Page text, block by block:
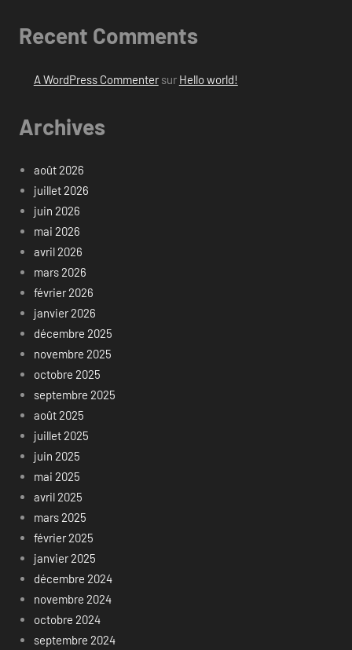
Recent Comments
A WordPress Commentersur Hello world!
Archives
août 2026
juillet 2026
juin 2026
mai 2026
avril 2026
mars 2026
février 2026
janvier 2026
décembre 2025
novembre 2025
octobre 2025
septembre 2025
août 2025
juillet 2025
juin 2025
mai 2025
avril 2025
mars 2025
février 2025
janvier 2025
décembre 2024
novembre 2024
octobre 2024
septembre 2024